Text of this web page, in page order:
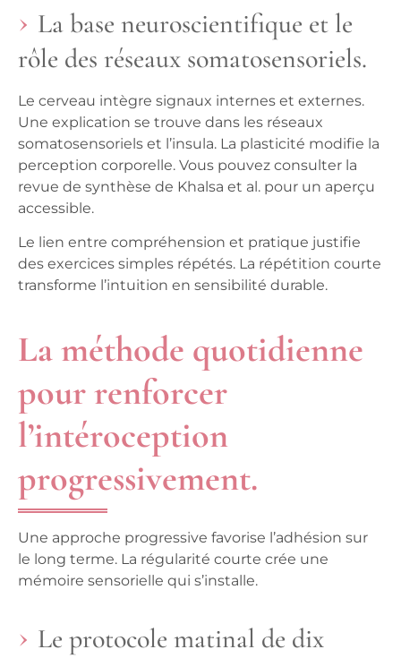
La base neuroscientifique et le
rôle des réseaux somatosensoriels.
Le cerveau intègre signaux internes et externes.
Une explication se trouve dans les réseaux
somatosensoriels et l’insula. La plasticité modifie la
perception corporelle. Vous pouvez consulter la
revue de synthèse de Khalsa et al. pour un aperçu
accessible.
Le lien entre compréhension et pratique justifie
des exercices simples répétés. La répétition courte
transforme l’intuition en sensibilité durable.
La méthode quotidienne
pour renforcer
l’intéroception
progressivement.
Une approche progressive favorise l’adhésion sur
le long terme. La régularité courte crée une
mémoire sensorielle qui s’installe.
Le protocole matinal de dix